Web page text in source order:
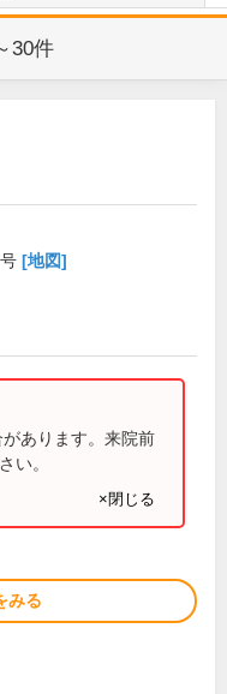
30件
[地図]
あります。来院前
い。
×閉じる
みる